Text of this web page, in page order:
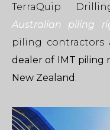
TerraQuip
Australian piling
piling contractors
dealer of IMT piling
New Zealand